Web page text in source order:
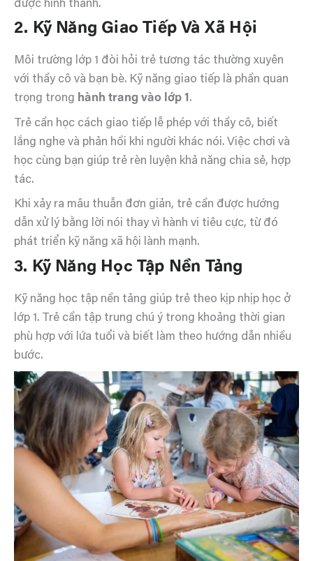
được hình thành.
2. Kỹ Năng Giao Tiếp Và Xã Hội
Môi trường lớp 1 đòi hỏi trẻ tương tác thường xuyên
với thầy cô và bạn bè. Kỹ năng giao tiếp là phần quan
trọng trong hành trang vào lớp 1.
Trẻ cần học cách giao tiếp lễ phép với thầy cô, biết
lắng nghe và phản hồi khi người khác nói. Việc chơi và
học cùng bạn giúp trẻ rèn luyện khả năng chia sẻ, hợp
tác.
Khi xảy ra mâu thuẫn đơn giản, trẻ cần được hướng
dẫn xử lý bằng lời nói thay vì hành vi tiêu cực, từ đó
phát triển kỹ năng xã hội lành mạnh.
3. Kỹ Năng Học Tập Nền Tảng
Kỹ năng học tập nền tảng giúp trẻ theo kịp nhịp học ở
lớp 1. Trẻ cần tập trung chú ý trong khoảng thời gian
phù hợp với lứa tuổi và biết làm theo hướng dẫn nhiều
bước.